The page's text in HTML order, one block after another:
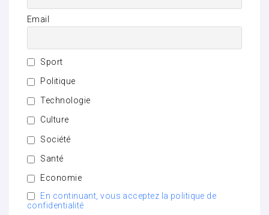
Email
Sport
Politique
Technologie
Culture
Société
Santé
Economie
En continuant, vous acceptez la politique de
confidentialité